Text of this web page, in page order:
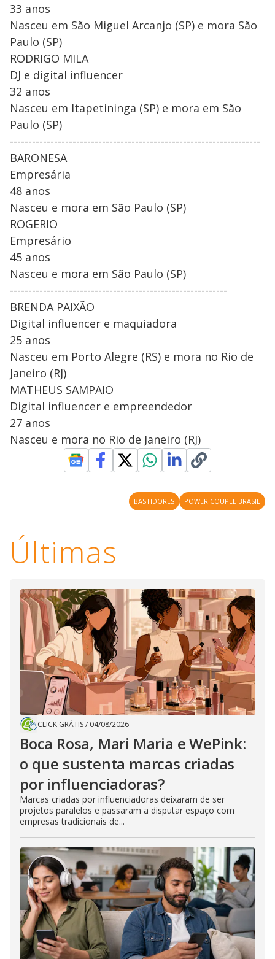
33 anos
Nasceu em São Miguel Arcanjo (SP) e mora São
Paulo (SP)
RODRIGO MILA
DJ e digital influencer
32 anos
Nasceu em Itapetininga (SP) e mora em São
Paulo (SP)
--------------------------------------------------------------------
BARONESA
Empresária
48 anos
Nasceu e mora em São Paulo (SP)
ROGERIO
Empresário
45 anos
Nasceu e mora em São Paulo (SP)
-----------------------------------------------------------
BRENDA PAIXÃO
Digital influencer e maquiadora
25 anos
Nasceu em Porto Alegre (RS) e mora no Rio de
Janeiro (RJ)
MATHEUS SAMPAIO
Digital influencer e empreendedor
27 anos
Nasceu e mora no Rio de Janeiro (RJ)
BASTIDORES POWER COUPLE BRASIL
Últimas
CLICK GRÁTIS/ 04/08/2026
Boca Rosa, Mari Maria e WePink:
o que sustenta marcas criadas
por influenciadoras?
Marcas criadas por influenciadoras deixaram de ser
projetos paralelos e passaram a disputar espaço com
empresas tradicionais de...